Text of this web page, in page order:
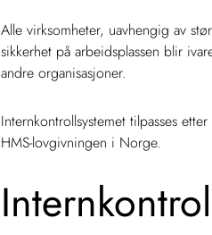
Alle virksomheter, uavhengig av
sikkerhet på arbeidsplassen blir
andre organisasjoner.
Internkontrollsystemet tilpasses
HMS-lovgivningen i Norge.